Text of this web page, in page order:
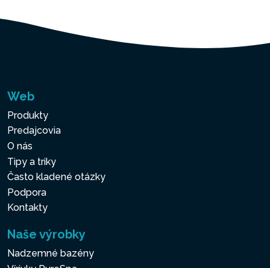
Web
Produkty
Predajcovia
O nás
Tipy a triky
Často kladené otázky
Podpora
Kontakty
Naše výrobky
Nadzemné bazény